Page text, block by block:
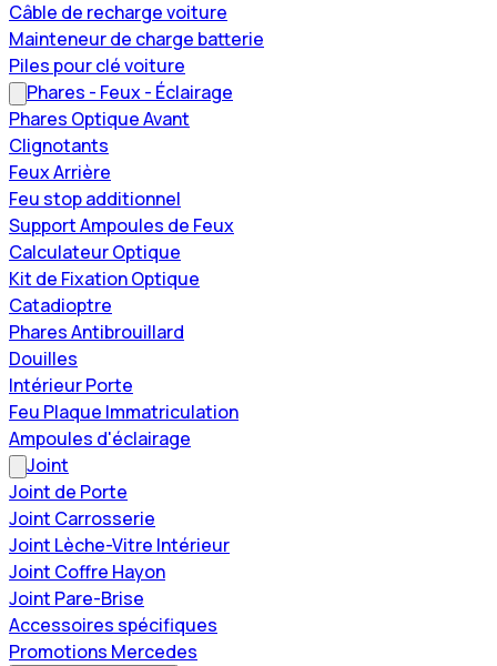
Câble de recharge voiture
Mainteneur de charge batterie
Piles pour clé voiture
Phares - Feux - Éclairage
Phares Optique Avant
Clignotants
Feux Arrière
Feu stop additionnel
Support Ampoules de Feux
Calculateur Optique
Kit de Fixation Optique
Catadioptre
Phares Antibrouillard
Douilles
Intérieur Porte
Feu Plaque Immatriculation
Ampoules d'éclairage
Joint
Joint de Porte
Joint Carrosserie
Joint Lèche-Vitre Intérieur
Joint Coffre Hayon
Joint Pare-Brise
Accessoires spécifiques
Promotions Mercedes